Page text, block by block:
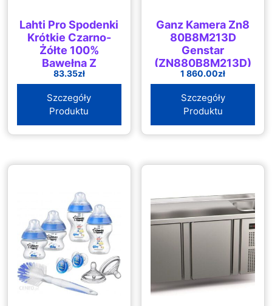
Lahti Pro Spodenki
Krótkie Czarno-
Żółte 100%
Bawełna Z
Odblaskiem &Quot
S&Quot L4070501
83.35zł
Szczegóły
Produktu
Ganz Kamera Zn8
80B8M213D
Genstar
(ZN880B8M213D)
1 860.00zł
Szczegóły
Produktu